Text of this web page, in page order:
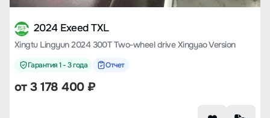
2024 Exeed TXL
Xingtu Lingyun 2024 300T Two-wheel drive Xingyao Version
Гарантия 1 - 3 года Отчет
от3 178 400₽